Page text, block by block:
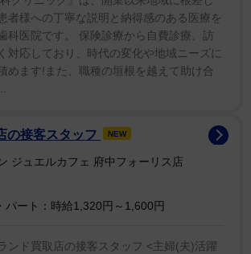
い（べじべじなっぱさん提供）
子であるべじ丸が、赤ちゃんの頃から
を訪れた日のこと。1人で椅子に座り
。当時は散髪のたびに大泣きをするべ
死に押さえながら髪を切ってもらって
者様への丁寧な説明と納得感のある医療を
科医院です。 保険診療から自費診療、訪
対応しており、時代の変化や地域ニーズに
めます!また、職種の垣根を越えて助け合
の接客スタッフ NEW
ジュエルカフェ 府中フォーリス店
パート：時給1,320円～1,600円
ンド買取店の接客スタッフ <主婦(夫)活躍